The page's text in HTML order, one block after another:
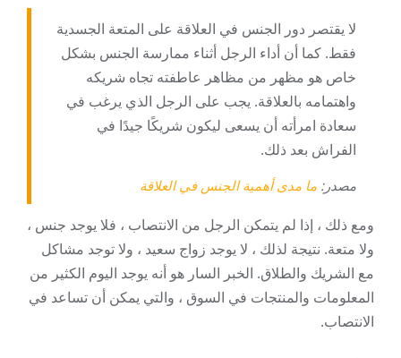
لا يقتصر دور الجنس في العلاقة على المتعة الجسدية
فقط. كما أن أداء الرجل أثناء ممارسة الجنس بشكل
خاص هو مظهر من مظاهر عاطفته تجاه شريكه
واهتمامه بالعلاقة. يجب على الرجل الذي يرغب في
سعادة امرأته أن يسعى ليكون شريكًا جيدًا في
الفراش بعد ذلك.
مصدر: ما مدى أهمية الجنس في العلاقة
ومع ذلك ، إذا لم يتمكن الرجل من الانتصاب ، فلا يوجد جنس ،
ولا متعة. نتيجة لذلك ، لا يوجد زواج سعيد ، ولا توجد مشاكل
مع الشريك والطلاق. الخبر السار هو أنه يوجد اليوم الكثير من
المعلومات والمنتجات في السوق ، والتي يمكن أن تساعد في
الانتصاب.